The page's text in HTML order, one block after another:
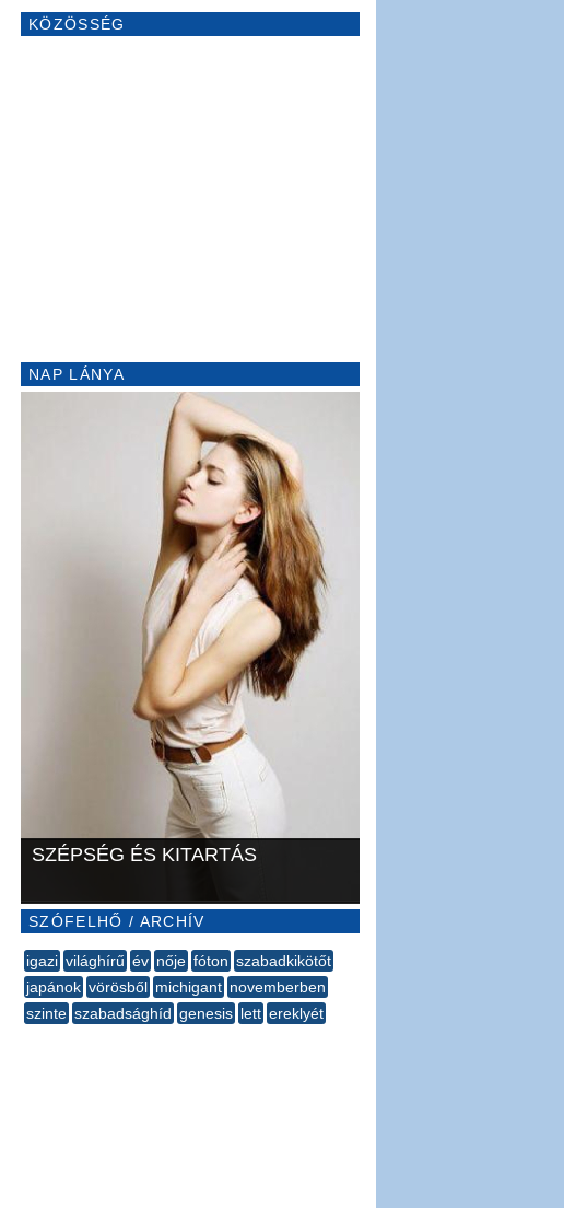
KÖZÖSSÉG
NAP LÁNYA
SZÉPSÉG ÉS KITARTÁS
SZÓFELHŐ / ARCHÍV
igazi világhírű év nője fóton szabadkikötőt
japánok vörösből michigant novemberben
szinte szabadsághíd genesis lett ereklyét